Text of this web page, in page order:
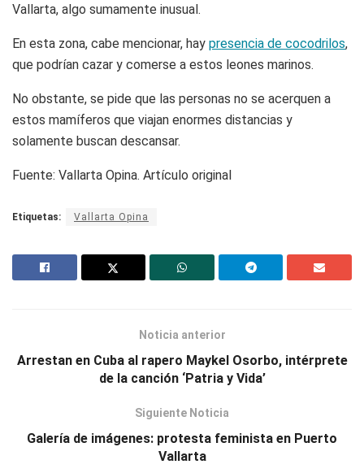
Vallarta, algo sumamente inusual.
En esta zona, cabe mencionar, hay presencia de cocodrilos,
que podrían cazar y comerse a estos leones marinos.
No obstante, se pide que las personas no se acerquen a
estos mamíferos que viajan enormes distancias y
solamente buscan descansar.
Fuente: Vallarta Opina. Artículo original
Etiquetas: Vallarta Opina
Noticia anterior
Arrestan en Cuba al rapero Maykel Osorbo, intérprete
de la canción ‘Patria y Vida’
Siguiente Noticia
Galería de imágenes: protesta feminista en Puerto
Vallarta